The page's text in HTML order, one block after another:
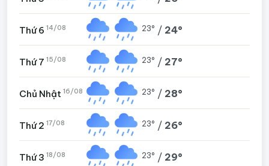
Thứ 6 14/08 23° / 24°
Thứ 7 15/08 23° / 27°
Chủ Nhật 16/08 23° / 28°
Thứ 2 17/08 23° / 26°
Thứ 3 18/08 23° / 29°